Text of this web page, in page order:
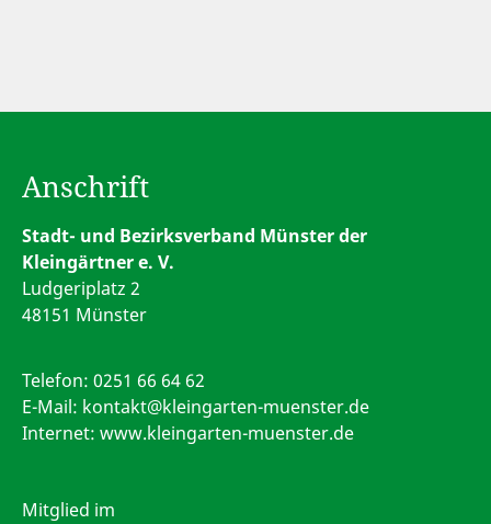
Anschrift
Stadt- und Bezirksverband Münster der
Kleingärtner e. V.
Ludgeriplatz 2
48151 Münster
Telefon: 0251 66 64 62
E-Mail: kontakt@kleingarten-muenster.de
Internet: www.kleingarten-muenster.de
Mitglied im